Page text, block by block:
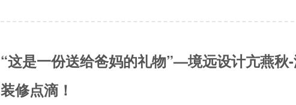
“这是一份送给爸妈的礼物”—境远设计亢燕
装修点滴！